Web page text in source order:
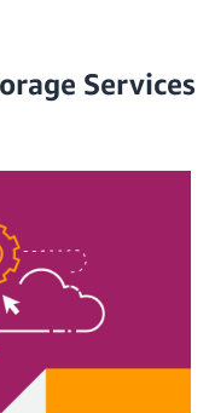
Services